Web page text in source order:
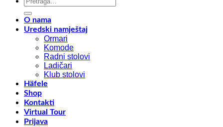
O nama
Uredski namještaj
Ormari
Komode
Radni stolovi
Ladičari
Klub stolovi
Häfele
Shop
Kontakti
Virtual Tour
Prijava